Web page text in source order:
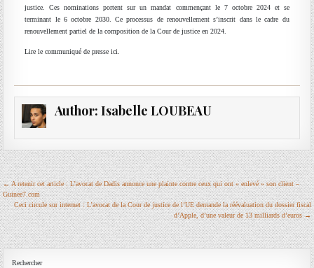
justice. Ces nominations portent sur un mandat commençant le 7 octobre 2024 et se
terminant le 6 octobre 2030. Ce processus de renouvellement s’inscrit dans le cadre du
renouvellement partiel de la composition de la Cour de justice en 2024.
Lire le communiqué de presse ici.
Author: Isabelle LOUBEAU
Navigation
de
l’article
← A retenir cet article : L’avocat de Dadis annonce une plainte contre ceux qui ont « enlevé » son client –
Guinee7.com
Ceci circule sur internet : L’avocat de la Cour de justice de l’UE demande la réévaluation du dossier fiscal
d’Apple, d’une valeur de 13 milliards d’euros →
Rechercher